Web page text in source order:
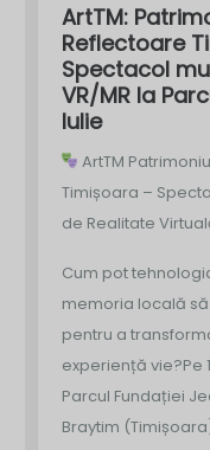
ArtTM:
Reflectoare
Spectacol
VR/MR la
Iulie
ArtTM
Timișoara –
de Realitate
Cum pot
memoria locală
pentru a
experiență vie?Pe
Parcul Fundației
Braytim